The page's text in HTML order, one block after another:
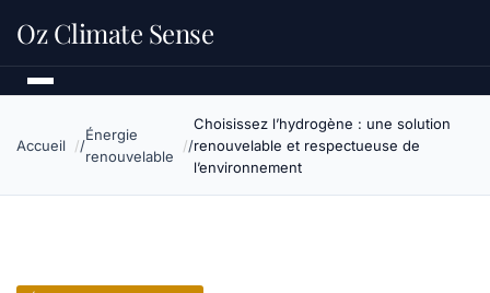
Oz Climate Sense
Accueil
Énergie
renouvelable
Choisissez l’hydrogène : une solution
renouvelable et respectueuse de
l’environnement